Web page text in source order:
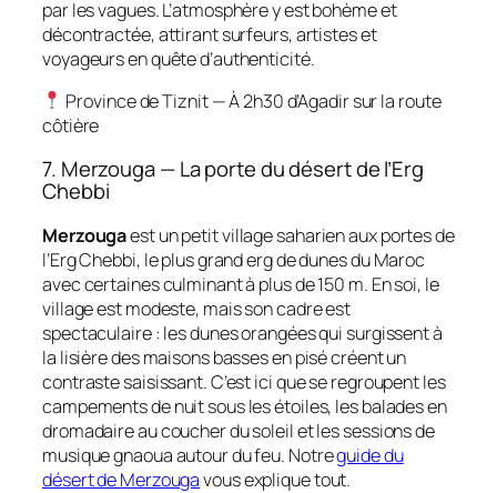
par les vagues. L’atmosphère y est bohème et
décontractée, attirant surfeurs, artistes et
voyageurs en quête d’authenticité.
Province de Tiznit — À 2h30 d’Agadir sur la route
côtière
7. Merzouga — La porte du désert de l’Erg
Chebbi
Merzougaest un petit village saharien aux portes de
l’Erg Chebbi, le plus grand erg de dunes du Maroc
avec certaines culminant à plus de 150 m. En soi, le
village est modeste, mais son cadre est
spectaculaire : les dunes orangées qui surgissent à
la lisière des maisons basses en pisé créent un
contraste saisissant. C’est ici que se regroupent les
campements de nuit sous les étoiles, les balades en
dromadaire au coucher du soleil et les sessions de
musique gnaoua autour du feu. Notreguide du
désert de Merzougavous explique tout.